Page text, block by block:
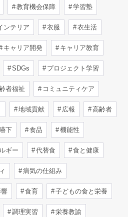
教育機会保障 学習塾
ンテリア 衣服 衣生活
キャリア開発 キャリア教育
SDGs プロジェクト学習
者福祉 コミュニティケア
地域貢献 広報 高齢者
下 食品 機能性
ギー 代替食 食と健康
病気の仕組み
食育 子どもの食と栄養
調理実習 栄養教諭